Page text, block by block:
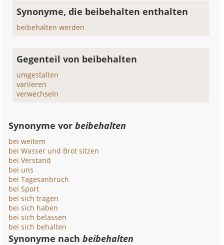
Synonyme, die beibehalten enthalten
beibehalten werden
Gegenteil von beibehalten
umgestalten
variieren
verwechseln
Synonyme vorbeibehalten
bei weitem
bei Wasser und Brot sitzen
bei Verstand
bei uns
bei Tagesanbruch
bei Sport
bei sich tragen
bei sich haben
bei sich belassen
bei sich behalten
Synonyme nachbeibehalten